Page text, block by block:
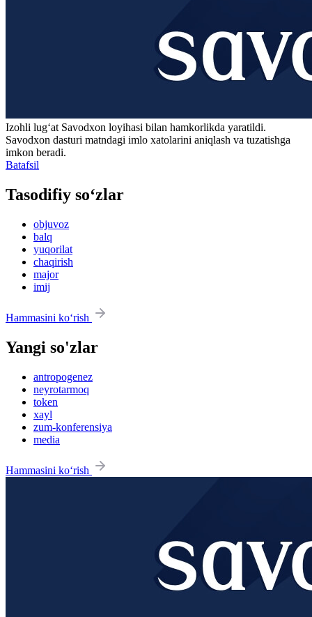
Izohli lugʻat Savodxon loyihasi bilan hamkorlikda yaratildi.
Savodxon dasturi matndagi imlo xatolarini aniqlash va tuzatishga
imkon beradi.
Batafsil
Tasodifiy so‘zlar
objuvoz
balq
yuqorilat
chaqirish
major
imij
Hammasini ko‘rish
Yangi so'zlar
antropogenez
neyrotarmoq
token
xayl
zum-konferensiya
media
Hammasini ko‘rish